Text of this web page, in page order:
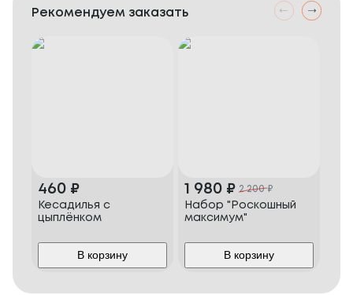
Рекомендуем заказать
460 ₽
Кесадилья с
цыплёнком
В корзину
1 980 ₽ 2 200₽
Набор "Роскошный
максимум"
В корзину